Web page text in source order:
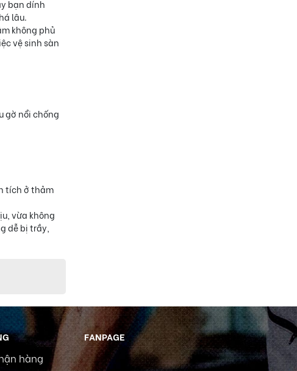
bạn dính
lâu.
không phủ
vệ sinh sàn
gờ nổi chống
tích ở thảm
vừa không
dễ bị trầy,
hàng
FANPAGE